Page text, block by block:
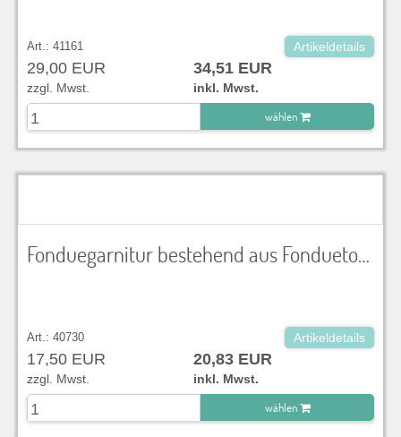
Art.: 41161 Artikeldetails
29,00 EUR 34,51 EUR
zzgl. Mwst.
inkl. Mwst.
wählen
zu Warenkorb hinzugefügt.
Fonduegarnitur bestehend aus Fonduetopf und Rechaud
Art.: 40730 Artikeldetails
17,50 EUR 20,83 EUR
zzgl. Mwst.
inkl. Mwst.
wählen